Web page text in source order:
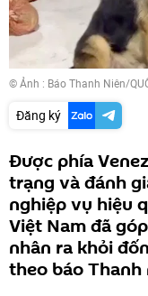
© Ảnh : Báo Thanh Niên/
Đăng ký
Được phía
trạng và đánh
nghiệp vụ hiệu
Việt Nam đã
nhân ra khỏi
theo báo Thanh